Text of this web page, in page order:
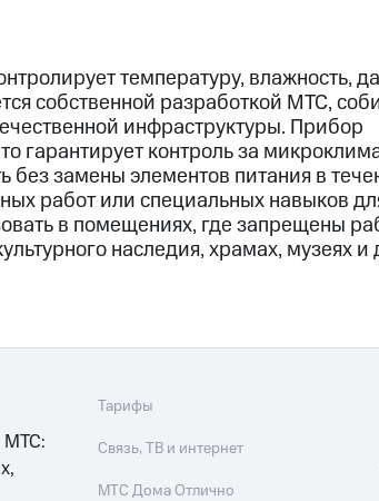
температуру, влажность,
собственной разработкой МТС,
инфраструктуры. Прибор
гарантирует контроль за
без замены элементов питания в
работ или специальных навыков
в помещениях, где запрещены
наследия, храмах, музеях и
МТС:
Тарифы
Связь, ТВ и интернет
МТС Дома Отлично